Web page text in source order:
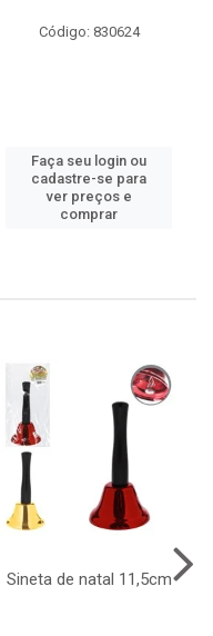
Código: 830624
Faça seu login ou
cadastre-se para
ver preços e
comprar
Sineta de natal 11,5cm